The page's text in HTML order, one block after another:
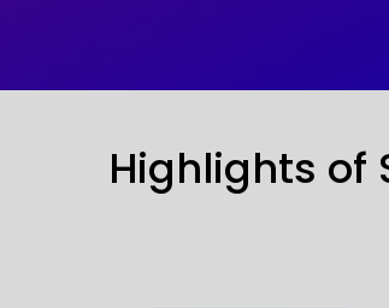
Highlights of